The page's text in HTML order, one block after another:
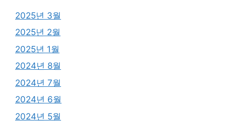
2025년 3월
2025년 2월
2025년 1월
2024년 8월
2024년 7월
2024년 6월
2024년 5월